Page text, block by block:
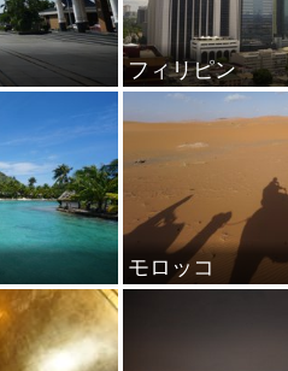
フィリピン
モロッコ